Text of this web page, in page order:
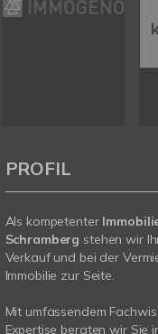
PROFIL
Als kompetenter
Schramberg stehen wir
Verkauf und bei der
Immobilie zur Seite.
Mit umfassendem
Expertise beraten wir Sie